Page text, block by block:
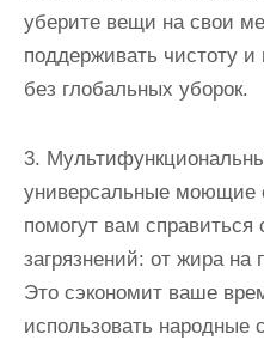
уберите вещи на свои
поддерживать чистоту и
без глобальных уборок.
3.
универсальные моющие
помогут вам
загрязнений: от жира на
Это сэкономит ваше
использовать народные